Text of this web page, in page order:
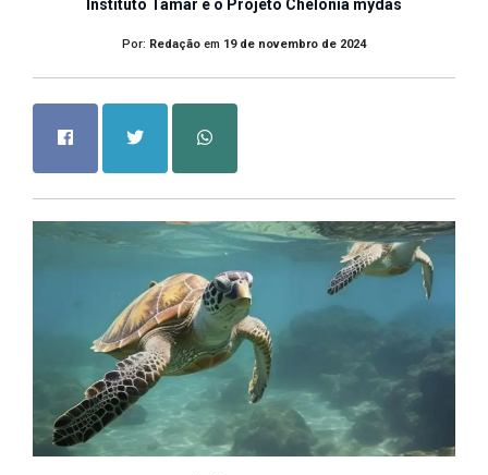
Instituto Tamar e o Projeto Chelonia mydas
Por: Redação em 19 de novembro de 2024